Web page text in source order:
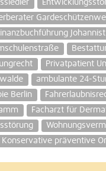
Privatpatient
ambulante 24-
Berlin
Facharzt für
Konservative präventive